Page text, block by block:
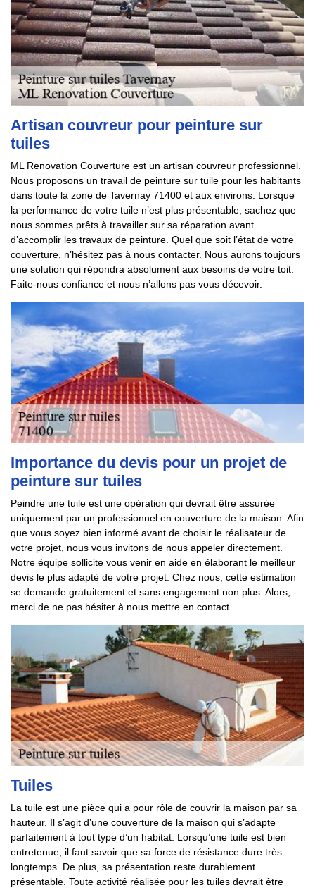
Artisan couvreur pour peinture sur
tuiles
ML Renovation Couverture est un artisan couvreur professionnel.
Nous proposons un travail de peinture sur tuile pour les habitants
dans toute la zone de Tavernay 71400 et aux environs. Lorsque
la performance de votre tuile n’est plus présentable, sachez que
nous sommes prêts à travailler sur sa réparation avant
d’accomplir les travaux de peinture. Quel que soit l’état de votre
couverture, n’hésitez pas à nous contacter. Nous aurons toujours
une solution qui répondra absolument aux besoins de votre toit.
Faite-nous confiance et nous n’allons pas vous décevoir.
Importance du devis pour un projet de
peinture sur tuiles
Peindre une tuile est une opération qui devrait être assurée
uniquement par un professionnel en couverture de la maison. Afin
que vous soyez bien informé avant de choisir le réalisateur de
votre projet, nous vous invitons de nous appeler directement.
Notre équipe sollicite vous venir en aide en élaborant le meilleur
devis le plus adapté de votre projet. Chez nous, cette estimation
se demande gratuitement et sans engagement non plus. Alors,
merci de ne pas hésiter à nous mettre en contact.
Tuiles
La tuile est une pièce qui a pour rôle de couvrir la maison par sa
hauteur. Il s’agit d’une couverture de la maison qui s’adapte
parfaitement à tout type d’un habitat. Lorsqu’une tuile est bien
entretenue, il faut savoir que sa force de résistance dure très
longtemps. De plus, sa présentation reste durablement
présentable. Toute activité réalisée pour les tuiles devrait être